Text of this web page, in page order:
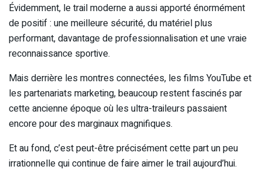
Évidemment, le trail moderne a aussi apporté énormément
de positif : une meilleure sécurité, du matériel plus
performant, davantage de professionnalisation et une vraie
reconnaissance sportive.
Mais derrière les montres connectées, les films YouTube et
les partenariats marketing, beaucoup restent fascinés par
cette ancienne époque où les ultra-traileurs passaient
encore pour des marginaux magnifiques.
Et au fond, c’est peut-être précisément cette part un peu
irrationnelle qui continue de faire aimer le trail aujourd’hui.